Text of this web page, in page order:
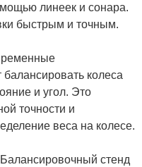
линеек и сонара.
быстрым и точным.
колеса
и угол. Это
точности и
веса на колесе.
стенд